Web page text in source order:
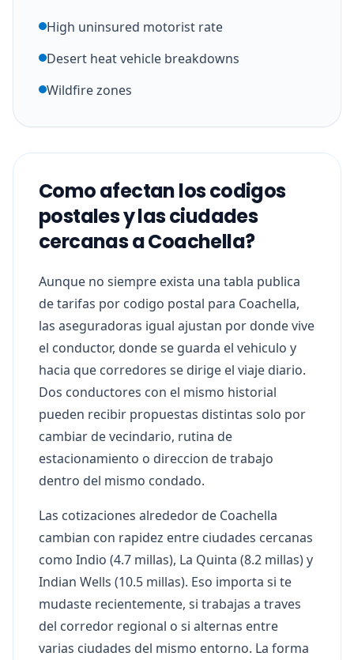
High uninsured motorist rate
Desert heat vehicle breakdowns
Wildfire zones
Como afectan los codigos
postales y las ciudades
cercanas a Coachella?
Aunque no siempre exista una tabla publica
de tarifas por codigo postal para Coachella,
las aseguradoras igual ajustan por donde vive
el conductor, donde se guarda el vehiculo y
hacia que corredores se dirige el viaje diario.
Dos conductores con el mismo historial
pueden recibir propuestas distintas solo por
cambiar de vecindario, rutina de
estacionamiento o direccion de trabajo
dentro del mismo condado.
Las cotizaciones alrededor de Coachella
cambian con rapidez entre ciudades cercanas
como Indio (4.7 millas), La Quinta (8.2 millas) y
Indian Wells (10.5 millas). Eso importa si te
mudaste recientemente, si trabajas a traves
del corredor regional o si alternas entre
varias ciudades del mismo entorno. La forma